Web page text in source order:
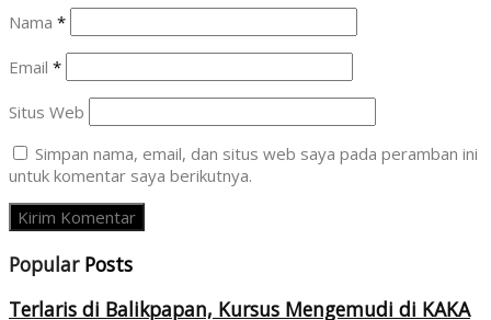
Nama *
Email *
Situs Web
Simpan nama, email, dan situs web saya pada peramban ini
untuk komentar saya berikutnya.
Popular Posts
Terlaris di Balikpapan, Kursus Mengemudi di KAKA